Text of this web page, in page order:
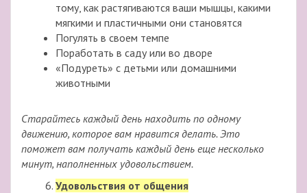
тому, как растягиваются ваши мышцы, какими
мягкими и пластичными они становятся
Погулять в своем темпе
Поработать в саду или во дворе
«Подуреть» с детьми или домашними
животными
Старайтесь каждый день находить по одному
движению, которое вам нравится делать. Это
поможет вам получать каждый день еще несколько
минут, наполненных удовольствием.
Удовольствия от общения